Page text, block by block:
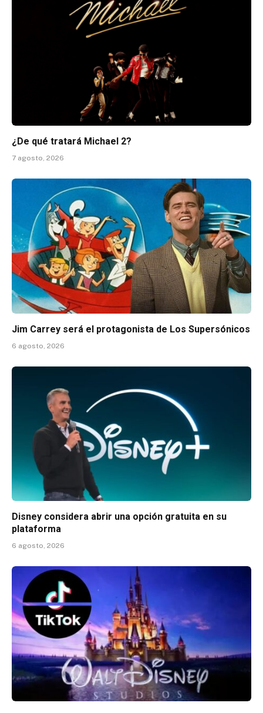
¿De qué tratará Michael 2?
7 agosto, 2026
Jim Carrey será el protagonista de Los Supersónicos
6 agosto, 2026
Disney considera abrir una opción gratuita en su
plataforma
6 agosto, 2026